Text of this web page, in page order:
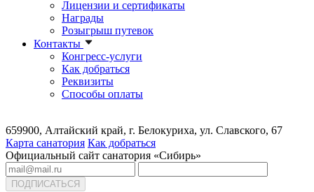
Лицензии и сертификаты
Награды
Розыгрыш путевок
Контакты
Конгресс-услуги
Как добраться
Реквизиты
Способы оплаты
659900, Алтайский край, г. Белокуриха, ул. Славского, 67
Карта санатория Как добраться
Официальный сайт санатория «Сибирь»
ПОДПИСАТЬСЯ